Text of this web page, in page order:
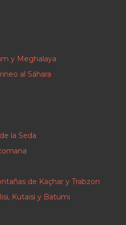
y Meghalaya
al Sáhara
la Seda
de Kaçhar y Trabzon
Kutaisi y Batumi